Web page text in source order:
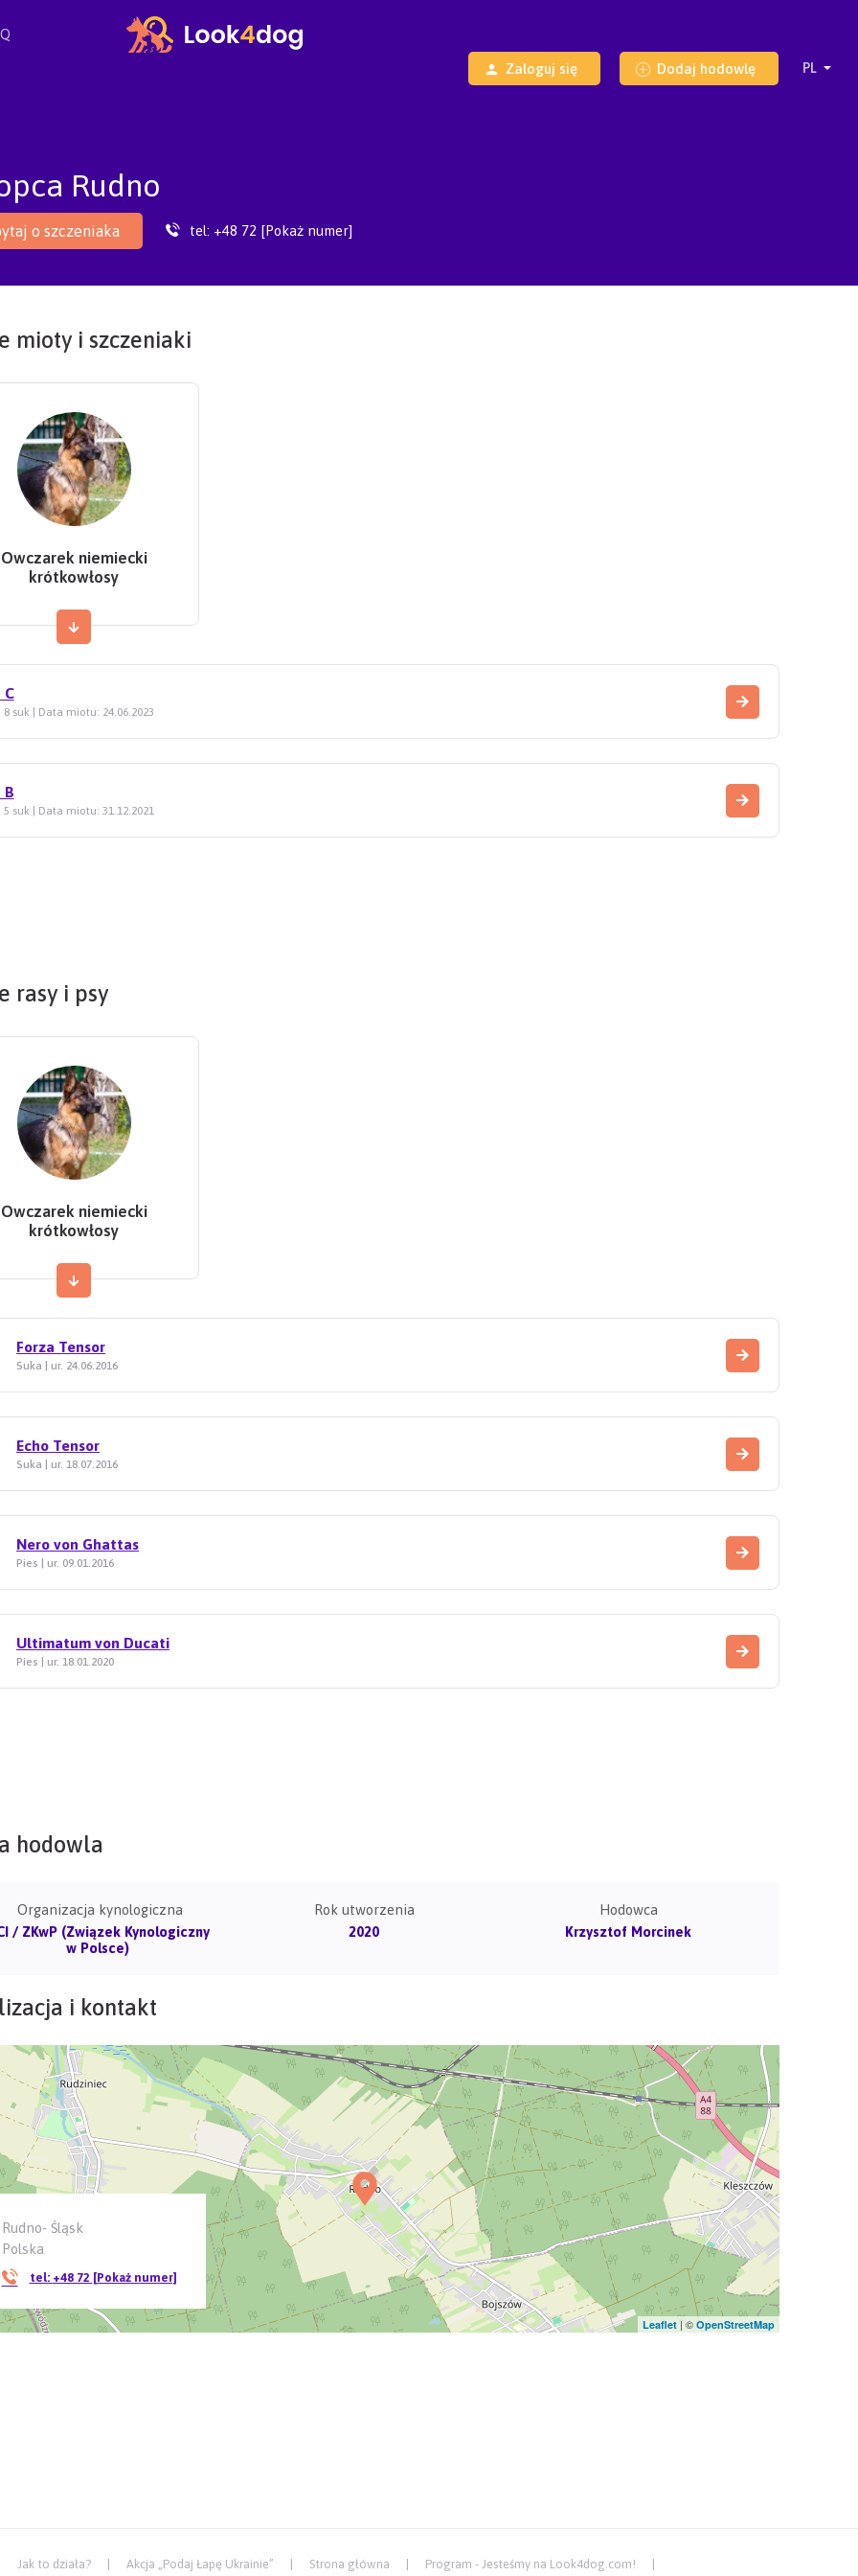
Zaloguj się Dodaj hodowlę
Rudno
o szczeniaka tel: +48 72 [Pokaż numer]
mioty i szczeniaki
Owczarek niemiecki
krótkowłosy
C
8 suk | Data miotu: 24.06.2023
B
5 suk | Data miotu: 31.12.2021
rasy i psy
Owczarek niemiecki
krótkowłosy
Forza Tensor
Suka | ur. 24.06.2016
Echo Tensor
Suka | ur. 18.07.2016
Nero von Ghattas
Pies | ur. 09.01.2016
Ultimatum von Ducati
Pies | ur. 18.01.2020
hodowla
Organizacja kynologiczna
/ ZKwP (Związek Kynologiczny
w Polsce)
Rok utworzenia
2020
Hodowca
Krzysztof Morcinek
i kontakt
Rudno- Śląsk
Polska
tel: +48 72 [Pokaż numer]
Leaflet | ©OpenStreetMap
Jak to działa? Akcja „Podaj Łapę Ukrainie” Strona główna Program - Jesteśmy na Look4dog.com!